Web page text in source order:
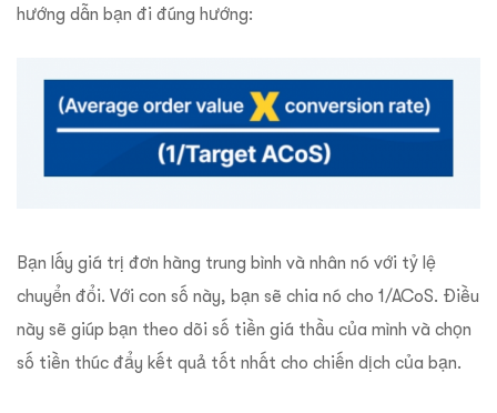
hướng dẫn bạn đi đúng hướng:
Bạn lấy giá trị đơn hàng trung bình và nhân nó với tỷ lệ
chuyển đổi. Với con số này, bạn sẽ chia nó cho 1/ACoS. Điều
này sẽ giúp bạn theo dõi số tiền giá thầu của mình và chọn
số tiền thúc đẩy kết quả tốt nhất cho chiến dịch của bạn.